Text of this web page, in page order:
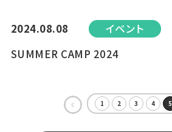
2024.08.08
イベント
SUMMER CAMP 2024
« 1 2 3 4 5